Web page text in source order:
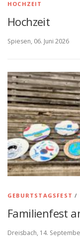
HOCHZEIT
Hochzeit
Spiesen, 06. Juni 2026
GEBURTSTAGSFEST /
Familienfest
Dreisbach, 14.